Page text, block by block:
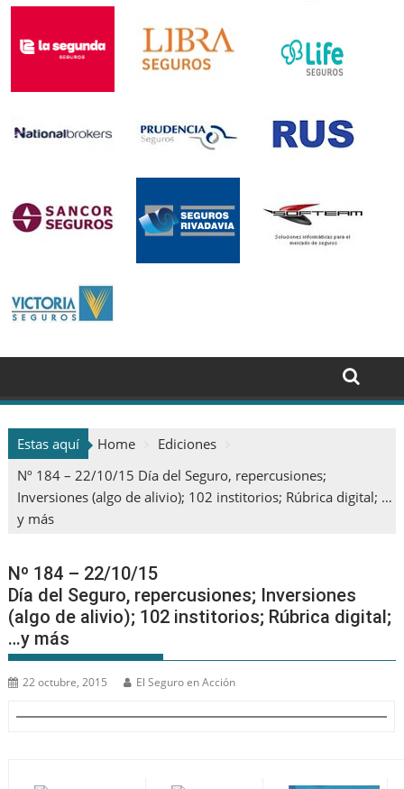
Estas aquí Home
Ediciones
Nº 184 – 22/10/15 Día del Seguro, repercusiones;
Inversiones (algo de alivio); 102 institorios; Rúbrica digital; …
y más
Nº 184 – 22/10/15
Día del Seguro, repercusiones; Inversiones
(algo de alivio); 102 institorios; Rúbrica digital;
…y más
22 octubre, 2015 El Seguro en Acción